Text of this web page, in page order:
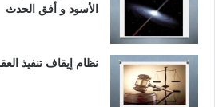
الأسود و أفق الحدث
نظام إيقاف تنفيذ